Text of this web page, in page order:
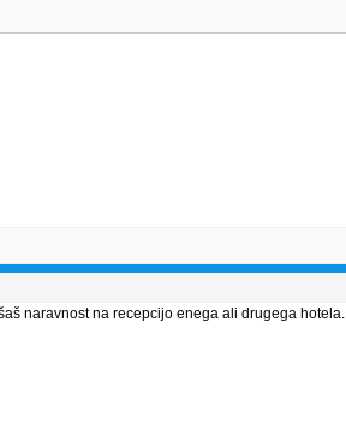
naravnost na recepcijo enega ali drugega hotela.